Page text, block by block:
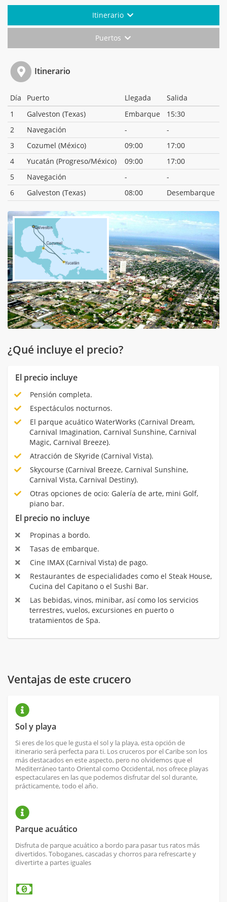
Itinerario
Puertos
Itinerario
Día Puerto Llegada
Salida
1
Galveston (Texas) Embarque
15:30
2
Navegación -
-
3
Cozumel (México) 09:00
17:00
4
Yucatán (Progreso/México) 09:00
17:00
5
Navegación -
-
6
Galveston (Texas) 08:00 Desembarque
¿Qué incluye el precio?
El precio incluye
Pensión completa.
Espectáculos nocturnos.
El parque acuático WaterWorks (Carnival Dream,
Carnival Imagination, Carnival Sunshine, Carnival
Magic, Carnival Breeze).
Atracción de Skyride (Carnival Vista).
Skycourse (Carnival Breeze, Carnival Sunshine,
Carnival Vista, Carnival Destiny).
Otras opciones de ocio: Galería de arte, mini Golf,
piano bar.
El precio no incluye
Propinas a bordo.
Tasas de embarque.
Cine IMAX (Carnival Vista) de pago.
Restaurantes de especialidades como el Steak House,
Cucina del Capitano o el Sushi Bar.
Las bebidas, vinos, minibar, así como los servicios
terrestres, vuelos, excursiones en puerto o
tratamientos de Spa.
Ventajas de este crucero
Sol y playa
Si eres de los que le gusta el sol y la playa, esta opción de
itinerario será perfecta para ti. Los cruceros por el Caribe son los
más destacados en este aspecto, pero no olvidemos que el
Mediterráneo tanto Oriental como Occidental, nos ofrece playas
espectaculares en las que podemos disfrutar del sol durante,
prácticamente, todo el año.
Parque acuático
Disfruta de parque acuático a bordo para pasar tus ratos más
divertidos. Toboganes, cascadas y chorros para refrescarte y
divertirte a partes iguales